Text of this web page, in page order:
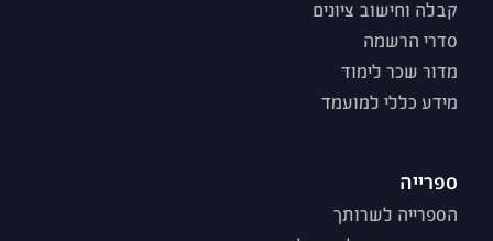
קבלה וחישוב ציונים
סדרי הרשמה
מדור שכר לימוד
מידע כללי למועמד
ספרייה
הספרייה לשרותך